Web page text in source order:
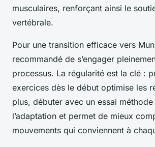
musculaires, renforçant ainsi le
vertébrale.
Pour une transition efficace vers
recommandé de s’engager
processus. La régularité est la clé :
exercices dès le début optimise les
plus, débuter avec un essai
l’adaptation et permet de mieux
mouvements qui conviennent à